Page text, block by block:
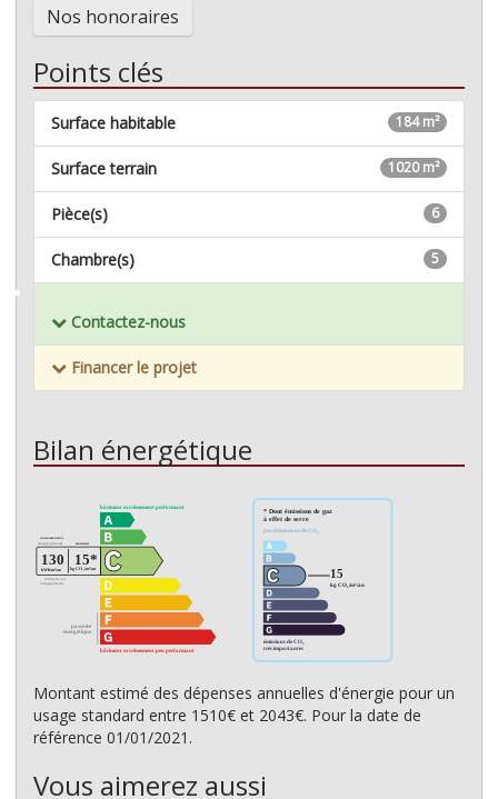
Nos honoraires
Points clés
184 m²
Surface habitable
1020 m²
Surface terrain
6
Pièce(s)
5
Chambre(s)
Contactez-nous
Financer le projet
Bilan énergétique
Montant estimé des dépenses annuelles d'énergie pour un
usage standard entre 1510€ et 2043€. Pour la date de
référence 01/01/2021.
Vous aimerez aussi